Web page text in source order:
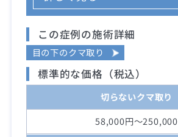
この症例の施術詳細
目の下のクマ取り
標準的な価格（税込）
切らないクマ取り
58,000円～250,000